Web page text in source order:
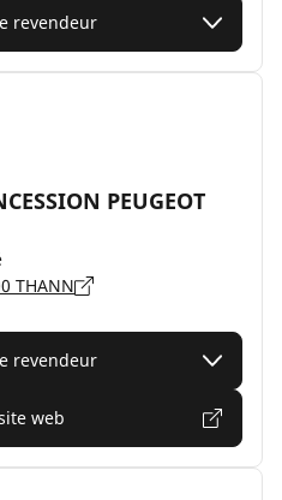
revendeur
PEUGEOT
THANN
revendeur
web